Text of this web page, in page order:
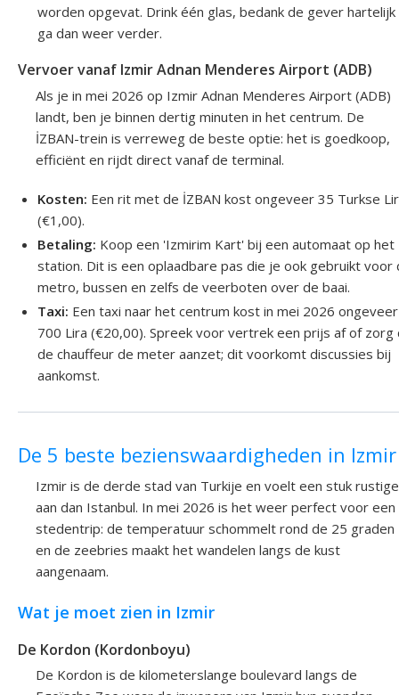
worden opgevat. Drink één glas, bedank de gever hartelijk
ga dan weer verder.
Vervoer vanaf Izmir Adnan Menderes Airport (ADB)
Als je in mei 2026 op Izmir Adnan Menderes Airport (ADB)
landt, ben je binnen dertig minuten in het centrum. De
İZBAN-trein is verreweg de beste optie: het is goedkoop,
efficiënt en rijdt direct vanaf de terminal.
Kosten: Een rit met de İZBAN kost ongeveer 35 Turkse
(€1,00).
Betaling: Koop een 'Izmirim Kart' bij een automaat op het
station. Dit is een oplaadbare pas die je ook gebruikt voor
metro, bussen en zelfs de veerboten over de baai.
Taxi: Een taxi naar het centrum kost in mei 2026 ongeveer
700 Lira (€20,00). Spreek voor vertrek een prijs af of zorg
de chauffeur de meter aanzet; dit voorkomt discussies bij
aankomst.
De 5 beste bezienswaardigheden in Izmir
Izmir is de derde stad van Turkije en voelt een stuk
aan dan Istanbul. In mei 2026 is het weer perfect voor een
stedentrip: de temperatuur schommelt rond de 25 graden
en de zeebries maakt het wandelen langs de kust
aangenaam.
Wat je moet zien in Izmir
De Kordon (Kordonboyu)
De Kordon is de kilometerslange boulevard langs de